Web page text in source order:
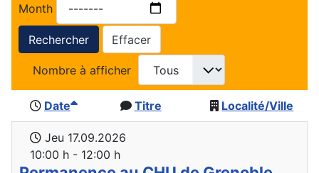
Month
Rechercher Effacer
Nombre à afficher
Date Titre Localité/Ville
Jeu 17.09.2026
10:00 h - 12:00 h